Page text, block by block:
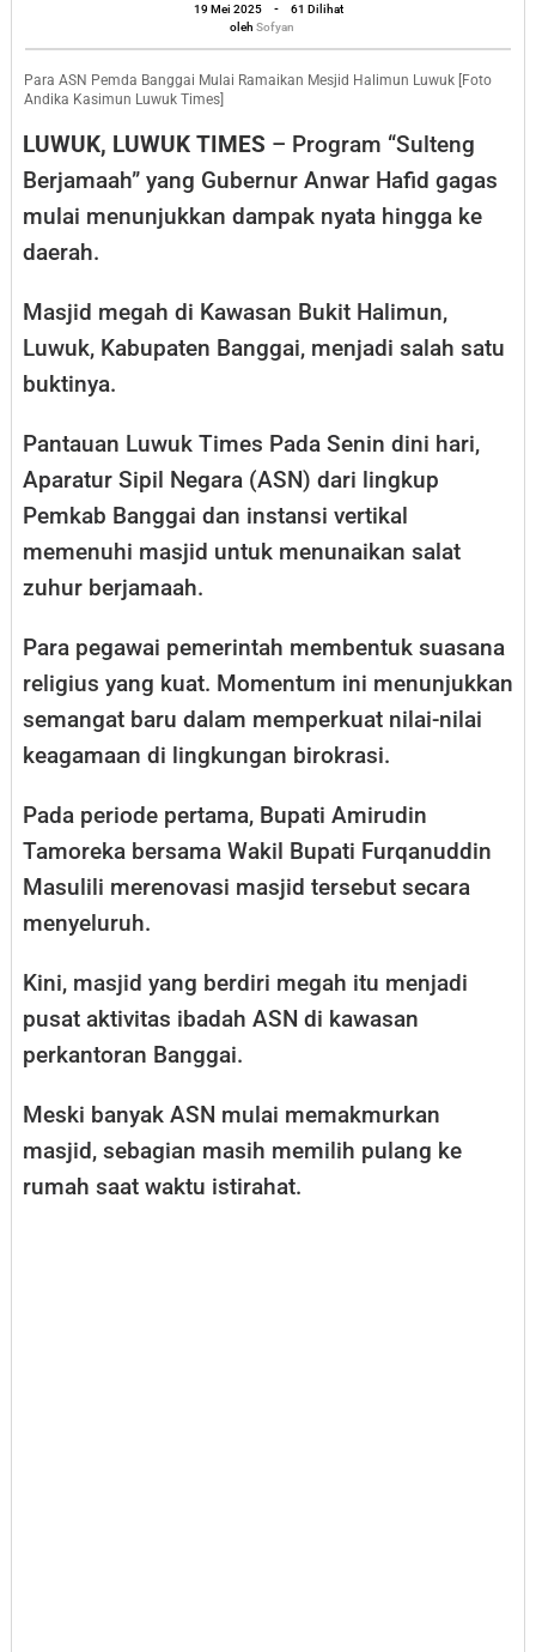
Masjid
Halimun
Banggai
19 Mei 2025
oleh
Sofyan
-
61 Dilihat
oleh Sofyan
Para ASN Pemda Banggai Mulai Ramaikan Mesjid Halimun Luwuk [Foto
Andika Kasimun Luwuk Times]
LUWUK, LUWUK TIMES – Program “Sulteng
Berjamaah” yang Gubernur Anwar Hafid gagas
mulai menunjukkan dampak nyata hingga ke
daerah.
Masjid megah di Kawasan Bukit Halimun,
Luwuk, Kabupaten Banggai, menjadi salah satu
buktinya.
Pantauan Luwuk Times Pada Senin dini hari,
Aparatur Sipil Negara (ASN) dari lingkup
Pemkab Banggai dan instansi vertikal
memenuhi masjid untuk menunaikan salat
zuhur berjamaah.
Para pegawai pemerintah membentuk suasana
religius yang kuat. Momentum ini menunjukkan
semangat baru dalam memperkuat nilai-nilai
keagamaan di lingkungan birokrasi.
Pada periode pertama, Bupati Amirudin
Tamoreka bersama Wakil Bupati Furqanuddin
Masulili merenovasi masjid tersebut secara
menyeluruh.
Kini, masjid yang berdiri megah itu menjadi
pusat aktivitas ibadah ASN di kawasan
perkantoran Banggai.
Meski banyak ASN mulai memakmurkan
masjid, sebagian masih memilih pulang ke
rumah saat waktu istirahat.